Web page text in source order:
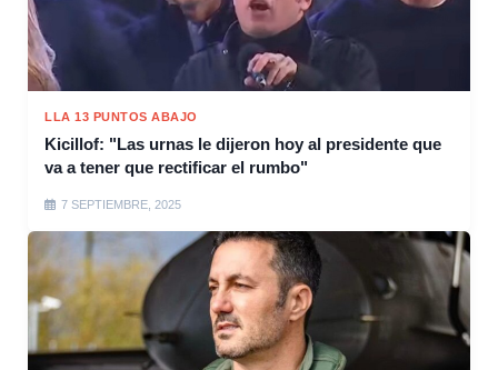
LLA 13 PUNTOS ABAJO
Kicillof: "Las urnas le dijeron hoy al presidente que
va a tener que rectificar el rumbo"
7 SEPTIEMBRE, 2025